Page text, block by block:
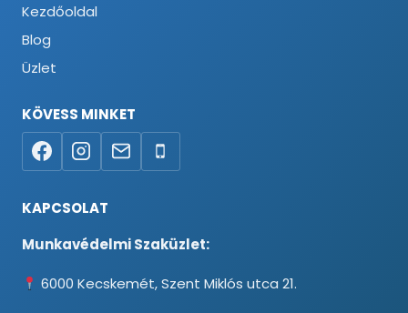
Kezdőoldal
Blog
Üzlet
KÖVESS MINKET
KAPCSOLAT
Munkavédelmi Szaküzlet:
6000 Kecskemét, Szent Miklós utca 21.